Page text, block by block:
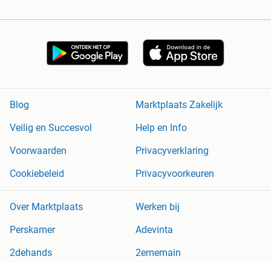
Blog
Marktplaats Zakelijk
Veilig en Succesvol
Help en Info
Voorwaarden
Privacyverklaring
Cookiebeleid
Privacyvoorkeuren
Over Marktplaats
Werken bij
Perskamer
Adevinta
2dehands
2ememain